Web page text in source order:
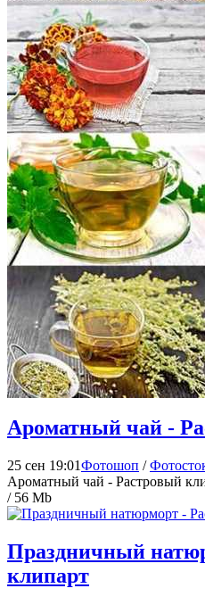
Ароматный чай -
25 сен 19:01Фотошоп /
Ароматный чай - Растровый
/ 56 Mb
Праздничный
клипарт